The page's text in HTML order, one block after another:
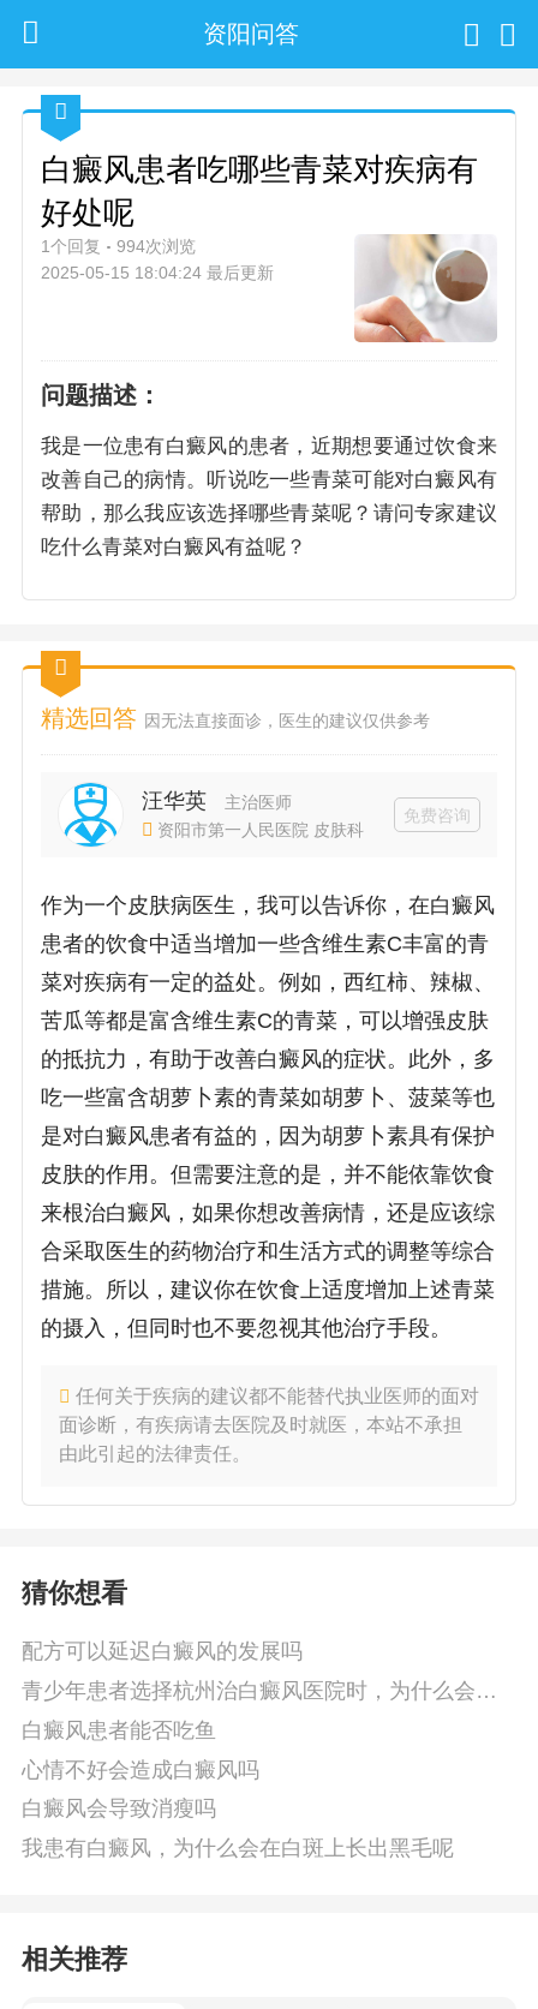
资阳问答
白癜风患者吃哪些青菜对疾病有
好处呢
1个回复
994次浏览
2025-05-15 18:04:24 最后更新
问题描述：
我是一位患有白癜风的患者，近期想要通过饮食来
改善自己的病情。听说吃一些青菜可能对白癜风有
帮助，那么我应该选择哪些青菜呢？请问专家建议
吃什么青菜对白癜风有益呢？
精选回答 因无法直接面诊，医生的建议仅供参考
汪华英
主治医师
资阳市第一人民医院 皮肤科
免费咨询
作为一个皮肤病医生，我可以告诉你，在白癜风
患者的饮食中适当增加一些含维生素C丰富的青
菜对疾病有一定的益处。例如，西红柿、辣椒、
苦瓜等都是富含维生素C的青菜，可以增强皮肤
的抵抗力，有助于改善白癜风的症状。此外，多
吃一些富含胡萝卜素的青菜如胡萝卜、菠菜等也
是对白癜风患者有益的，因为胡萝卜素具有保护
皮肤的作用。但需要注意的是，并不能依靠饮食
来根治白癜风，如果你想改善病情，还是应该综
合采取医生的药物治疗和生活方式的调整等综合
措施。所以，建议你在饮食上适度增加上述青菜
的摄入，但同时也不要忽视其他治疗手段。
任何关于疾病的建议都不能替代执业医师的面对
面诊断，有疾病请去医院及时就医，本站不承担
由此引起的法律责任。
猜你想看
配方可以延迟白癜风的发展吗
青少年患者选择杭州治白癜风医院时，为什么会青
睐华研
白癜风患者能否吃鱼
心情不好会造成白癜风吗
白癜风会导致消瘦吗
我患有白癜风，为什么会在白斑上长出黑毛呢
相关推荐